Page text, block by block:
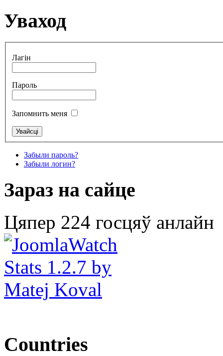
Уваход
Лагін
Пароль
Запомнить меня
Забыли пароль?
Забыли логин?
Зараз на сайце
Цяпер 224 госцяў анлайн
Countries